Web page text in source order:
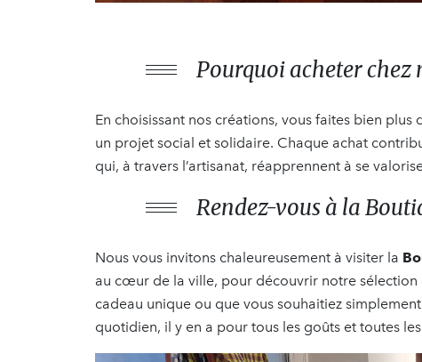
Pourquoi acheter chez
En choisissant nos créations, vous faites bien
un projet social et solidaire. Chaque achat
qui, à travers l’artisanat, réapprennent à se
Rendez-vous à la
Nous vous invitons chaleureusement à visiter la
au cœur de la ville, pour découvrir notre sélection
cadeau unique ou que vous souhaitiez
quotidien, il y en a pour tous les goûts et toutes